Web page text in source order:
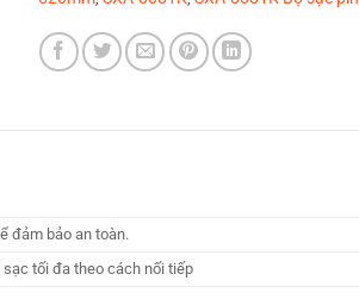
đảm bảo an toàn.
tối đa theo cách nối tiếp